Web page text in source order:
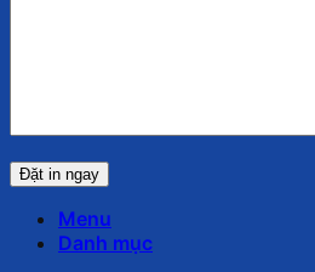
Menu
Danh mục